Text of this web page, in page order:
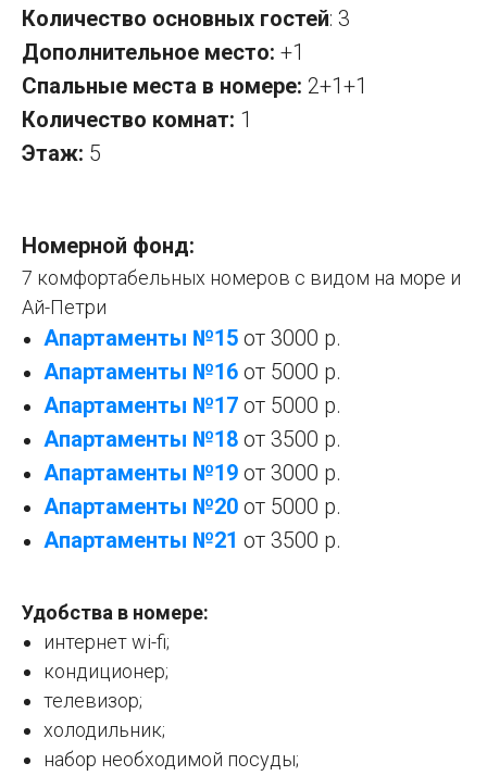
Количество основных гостей: 3
Дополнительное место: +1
Спальные места в номере: 2+1+1
Количество комнат: 1
Этаж: 5
Номерной фонд:
7 комфортабельных номеров с видом на море и
Ай-Петри
Апартаменты №15 от 3000 р.
Апартаменты №16 от 5000 р.
Апартаменты №17 от 5000 р.
Апартаменты №18 от 3500 р.
Апартаменты №19 от 3000 р.
Апартаменты №20 от 5000 р.
Апартаменты №21 от 3500 р.
Удобства в номере:
интернет wi-fi;
кондиционер;
телевизор;
холодильник;
набор необходимой посуды;